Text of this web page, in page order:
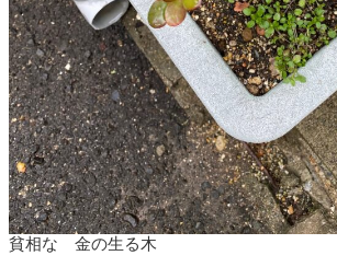
貧相な 金の生る木